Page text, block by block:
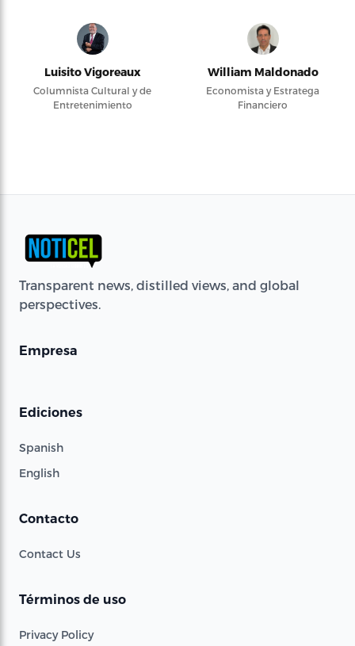
Luisito Vigoreaux
Columnista Cultural y de
Entretenimiento
William Maldonado
Economista y Estratega
Financiero
Transparent news, distilled views, and global
perspectives.
Empresa
Ediciones
Spanish
English
Contacto
Contact Us
Términos de uso
Privacy Policy